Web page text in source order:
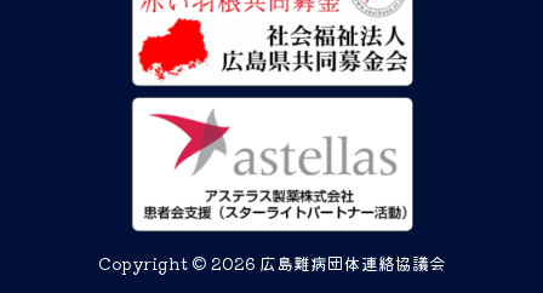
Copyright © 2026 広島難病団体連絡協議会